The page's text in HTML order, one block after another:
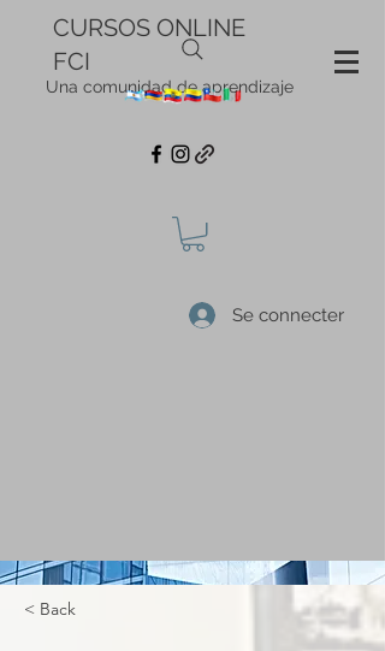
CURSOS ONLINE
FCI
Una comunidad de aprendizaje
Se connecter
< Back